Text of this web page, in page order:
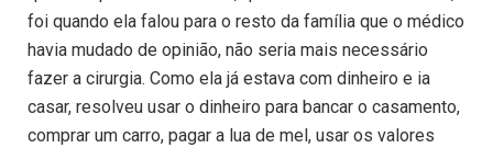
foi quando ela falou para o resto da família que o médico
havia mudado de opinião, não seria mais necessário
fazer a cirurgia. Como ela já estava com dinheiro e ia
casar, resolveu usar o dinheiro para bancar o casamento,
comprar um carro, pagar a lua de mel, usar os valores